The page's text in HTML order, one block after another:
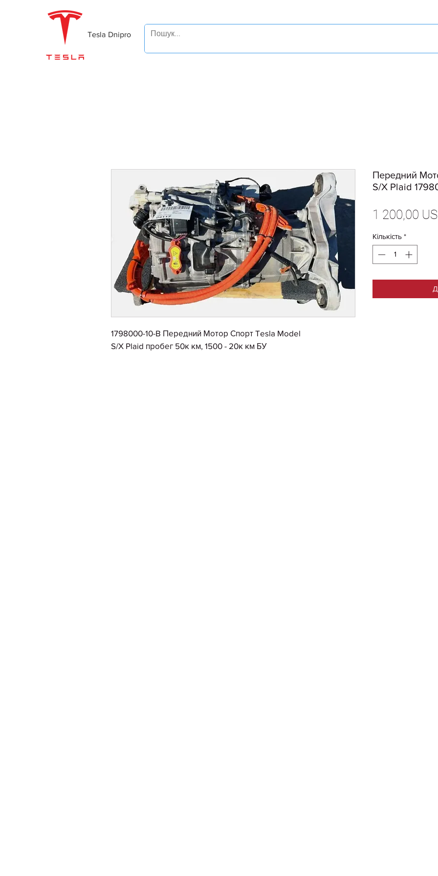
Tesla Dnipro
1798000-10-B Передний Мотор Спорт Tesla Model
S/X Plaid пробег 50к км, 1500 - 20к км БУ
Передний
S/X Plaid
1 200,00
Кількість *